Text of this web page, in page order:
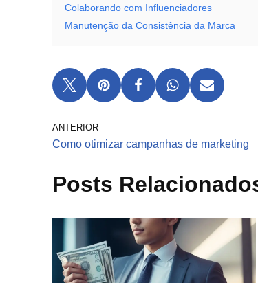
Colaborando com Influenciadores
Manutenção da Consistência da Marca
ANTERIOR
Como otimizar campanhas de marketing
Posts